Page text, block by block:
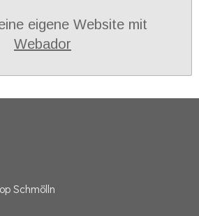
eigene Website mit
Webador
Schmölln